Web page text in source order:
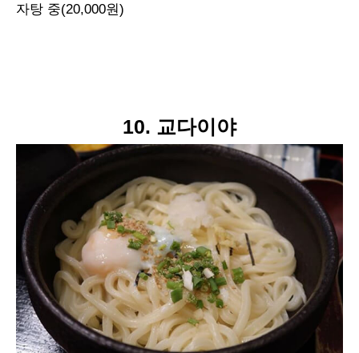
자탕 중(20,000원)
10. 교다이야